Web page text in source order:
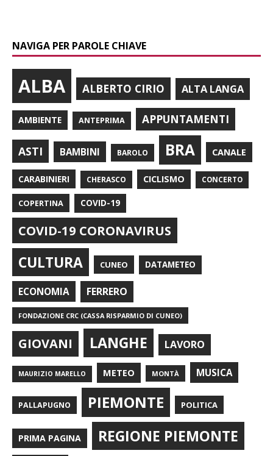
NAVIGA PER PAROLE CHIAVE
ALBA ALBERTO CIRIO ALTA LANGA
AMBIENTE ANTEPRIMA APPUNTAMENTI
ASTI BAMBINI BAROLO BRA CANALE
CARABINIERI CHERASCO CICLISMO CONCERTO
COPERTINA COVID-19
COVID-19 CORONAVIRUS
CULTURA CUNEO DATAMETEO
ECONOMIA FERRERO
FONDAZIONE CRC (CASSA RISPARMIO DI CUNEO)
GIOVANI LANGHE LAVORO
MAURIZIO MARELLO METEO MONTÀ MUSICA
PALLAPUGNO PIEMONTE POLITICA
PRIMA PAGINA REGIONE PIEMONTE